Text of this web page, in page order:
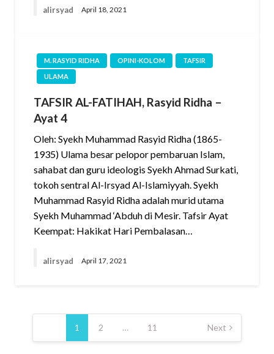
alirsyad April 18, 2021
M. RASYID RIDHA OPINI-KOLOM
TAFSIR
ULAMA
TAFSIR AL-FATIHAH, Rasyid Ridha –
Ayat 4
Oleh: Syekh Muhammad Rasyid Ridha (1865-
1935) Ulama besar pelopor pembaruan Islam,
sahabat dan guru ideologis Syekh Ahmad Surkati,
tokoh sentral Al-Irsyad Al-Islamiyyah. Syekh
Muhammad Rasyid Ridha adalah murid utama
Syekh Muhammad ‘Abduh di Mesir. Tafsir Ayat
Keempat: Hakikat Hari Pembalasan…
alirsyad April 17, 2021
Posts
pagination
1 2 … 11 Next